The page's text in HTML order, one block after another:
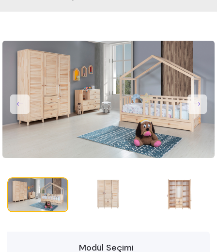
Modül Seçimi